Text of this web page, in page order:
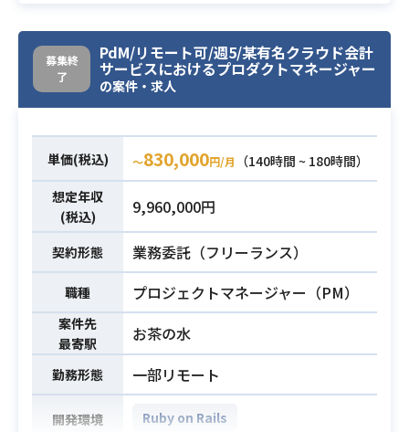
原則週2出社でございますが、スキル
によってはフルリモート検討可能で
ございます
※募集ポジションではUnity/C#環境
必須スキル
・ゲーム開発の実務経験(3年以上)
・Unityを用いたゲーム開発の実務経
験
・3Dゲームのグラフィックス開発経
験（ShaderModel3.0世代以降）
・HLSL/GLSL、またはShaderGraph
でのシェーダ開発経験
・グラフィックスパイプラインの最
適化の知識
業務内容
既存及び新規プロダクトにおけるグ
ラフィックデザインに携わっていた
だきます！
デザインはどちらかというとすっき
お願いする予定で
ゲーム業界のご経験のある方より
も、それ以外のWeb系企業のご経験
がある方の方がマッチします
当社の既存プロジェクトや、まだ世
に出ていない新規プロジェクトいず
れかにおいて、
アイテムのガチャを販売するための
告知や訴求画像を制作いただきま
す。
（基本的にデジタル広告のみで、紙
媒体などのデザインは発生しない予
定です）
募集終
了
PdM/リモート可/週5/某有名クラウド会計
サービスにおけるプロダクトマネージャー
の案件・求人
単価(税込) 〜830,000円/月
（140時間 ~ 180時間）
想定年収
(税込)
9,960,000円
契約形態 業務委託（フリーランス）
職種 プロジェクトマネージャー（PM）
案件先
最寄駅
お茶の水
勤務形態 一部リモート
開発環境 Ruby on Rails